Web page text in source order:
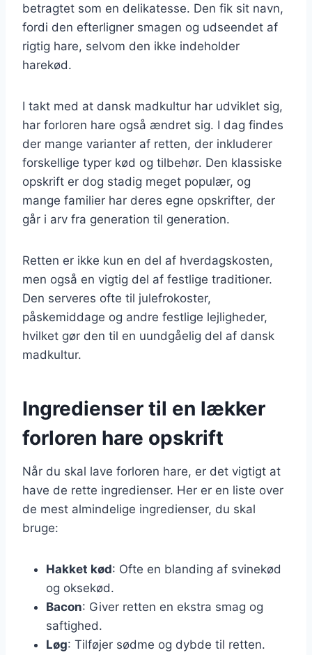
betragtet som en delikatesse. Den fik sit navn,
fordi den efterligner smagen og udseendet af
rigtig hare, selvom den ikke indeholder
harekød.
I takt med at dansk madkultur har udviklet sig,
har forloren hare også ændret sig. I dag findes
der mange varianter af retten, der inkluderer
forskellige typer kød og tilbehør. Den klassiske
opskrift er dog stadig meget populær, og
mange familier har deres egne opskrifter, der
går i arv fra generation til generation.
Retten er ikke kun en del af hverdagskosten,
men også en vigtig del af festlige traditioner.
Den serveres ofte til julefrokoster,
påskemiddage og andre festlige lejligheder,
hvilket gør den til en uundgåelig del af dansk
madkultur.
Ingredienser til en lækker
forloren hare opskrift
Når du skal lave forloren hare, er det vigtigt at
have de rette ingredienser. Her er en liste over
de mest almindelige ingredienser, du skal
bruge:
Hakket kød: Ofte en blanding af svinekød
og oksekød.
Bacon: Giver retten en ekstra smag og
saftighed.
Løg: Tilføjer sødme og dybde til retten.